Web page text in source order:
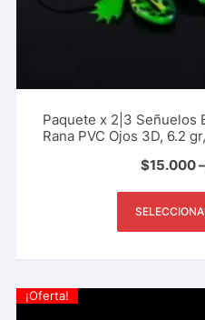
Paquete x 2|3 Señuelos
Rana PVC Ojos 3D, 6.2
$15.000–
¡Oferta!